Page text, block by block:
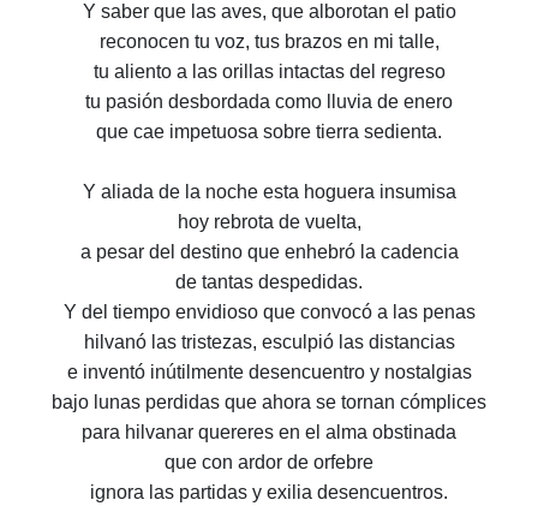
Y saber que las aves, que alborotan el patio
reconocen tu voz, tus brazos en mi talle,
tu aliento a las orillas intactas del regreso
tu pasión desbordada como lluvia de enero
que cae impetuosa sobre tierra sedienta.
Y aliada de la noche esta hoguera insumisa
hoy rebrota de vuelta,
a pesar del destino que enhebró la cadencia
de tantas despedidas.
Y del tiempo envidioso que convocó a las penas
hilvanó las tristezas, esculpió las distancias
e inventó inútilmente desencuentro y nostalgias
bajo lunas perdidas que ahora se tornan cómplices
para hilvanar quereres en el alma obstinada
que con ardor de orfebre
ignora las partidas y exilia desencuentros.